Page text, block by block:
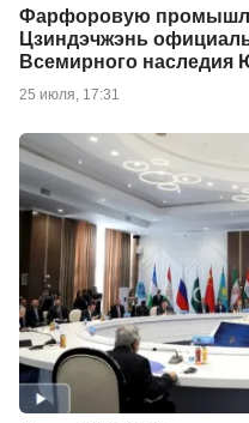
Фарфоровую
Цзиндэчжэнь
Всемирного
25 июля, 17:31